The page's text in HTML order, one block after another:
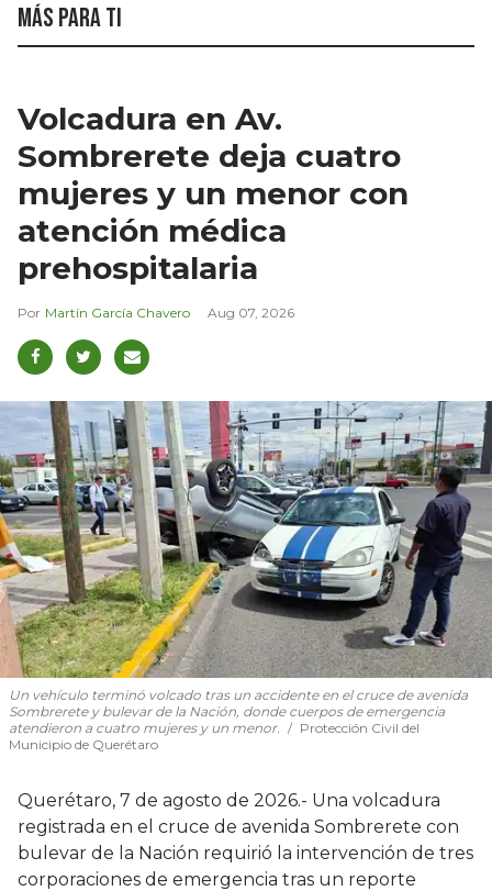
Más para ti
Volcadura en Av.
Sombrerete deja cuatro
mujeres y un menor con
atención médica
prehospitalaria
Martín García Chavero Aug 07, 2026
Un vehículo terminó volcado tras un accidente en el cruce de avenida
Sombrerete y bulevar de la Nación, donde cuerpos de emergencia
atendieron a cuatro mujeres y un menor.
Protección Civil del
Municipio de Querétaro
Querétaro, 7 de agosto de 2026.- Una volcadura
registrada en el cruce de avenida Sombrerete con
bulevar de la Nación requirió la intervención de tres
corporaciones de emergencia tras un reporte